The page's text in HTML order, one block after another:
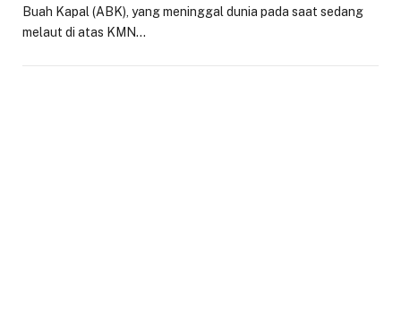
Buah Kapal (ABK), yang meninggal dunia pada saat sedang
melaut di atas KMN…